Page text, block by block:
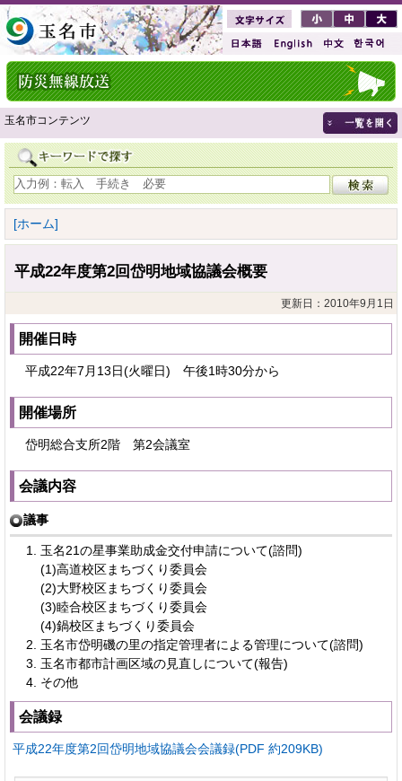
玉名市コンテンツ
[ホーム]
平成22年度第2回岱明地域協議会概要
更新日：2010年9月1日
開催日時
平成22年7月13日(火曜日) 午後1時30分から
開催場所
岱明総合支所2階 第2会議室
会議内容
議事
玉名21の星事業助成金交付申請について(諮問)
(1)高道校区まちづくり委員会
(2)大野校区まちづくり委員会
(3)睦合校区まちづくり委員会
(4)鍋校区まちづくり委員会
玉名市岱明磯の里の指定管理者による管理について(諮問)
玉名市都市計画区域の見直しについて(報告)
その他
会議録
平成22年度第2回岱明地域協議会会議録(PDF 約209KB)